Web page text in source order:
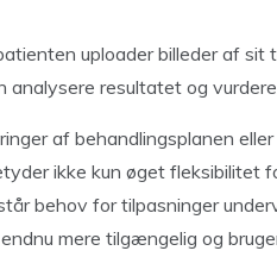
uploader billeder af
resultatet og
af behandlingsplanen
ikke kun øget fleksibilitet
behov for tilpasninger
mere tilgængelig og